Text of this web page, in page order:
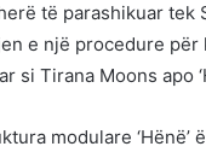
të parashikuar tek
e një procedure
Tirana Moons apo
modulare ‘Hënë’